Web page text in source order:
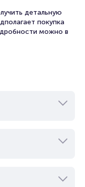
детальную
покупка
можно в